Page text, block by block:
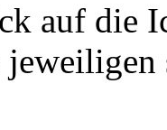
auf die